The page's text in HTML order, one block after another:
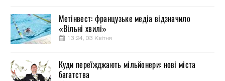
Метінвест: французьке медіа відзначило
«Вільні хвилі»
13:24, 03 Квітня
Куди переїжджають мільйонери: нові міста
багатства